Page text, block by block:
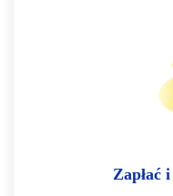
Zapłać